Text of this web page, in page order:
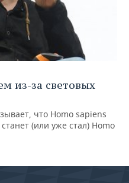
из-за световых
что Homo sapiens
(или уже стал) Homo